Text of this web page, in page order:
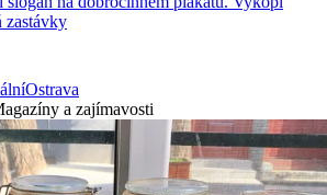
zastávky
Ostrava
a zajímavosti